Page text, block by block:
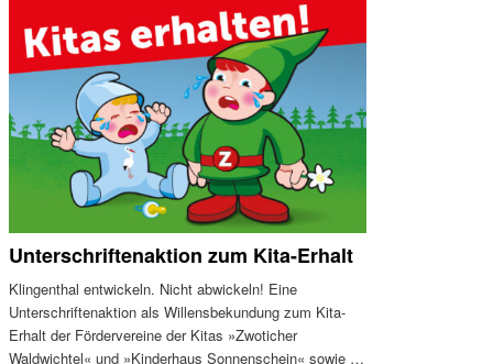
Unterschriftenaktion zum Kita-Erhalt
Klingenthal entwickeln. Nicht abwickeln! Eine
Unterschriftenaktion als Willensbekundung zum Kita-
Erhalt der Fördervereine der Kitas »Zwoticher
Waldwichtel« und »Kinderhaus Sonnenschein« sowie …